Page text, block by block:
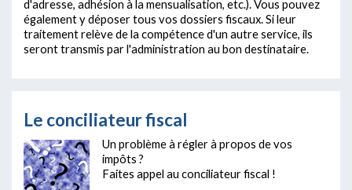
d'adresse, adhésion à la mensualisation, etc.). Vous pouvez
également y déposer tous vos dossiers fiscaux. Si leur
traitement relève de la compétence d'un autre service, ils
seront transmis par l'administration au bon destinataire.
Le conciliateur fiscal
Un problème à régler à propos de vos
impôts ?
Faites appel au conciliateur fiscal !